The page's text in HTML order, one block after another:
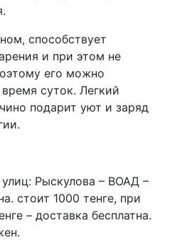
способствует
и при этом не
его можно
суток. Легкий
подарит уют и заряд
Рыскулова – ВОАД –
стоит 1000 тенге, при
– доставка бесплатна.